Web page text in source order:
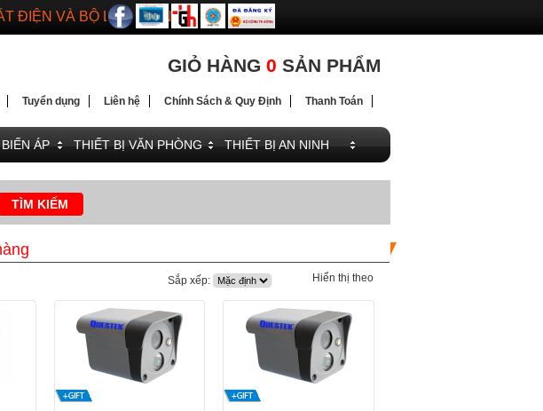
ĐIỆN VÀ BỘ LƯU ĐIỆN
GIỎ HÀNG 0 SẢN PHẨM
Tuyển dụng Liên hệ Chính Sách & Quy Định Thanh Toán
ÁP THIẾT BỊ VĂN PHÒNG THIẾT BỊ AN NINH
Sắp xếp: Hiển thị theo